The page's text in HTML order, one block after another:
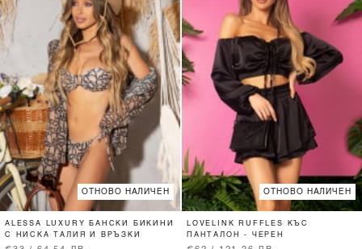
ОТНОВО НАЛИЧЕН
ALESSA LUXURY БАНСКИ БИКИНИ
С НИСКА ТАЛИЯ И ВРЪЗКИ
ОТНОВО НАЛИЧЕН
LOVELINK RUFFLES КЪС
ПАНТАЛОН - ЧЕРЕН